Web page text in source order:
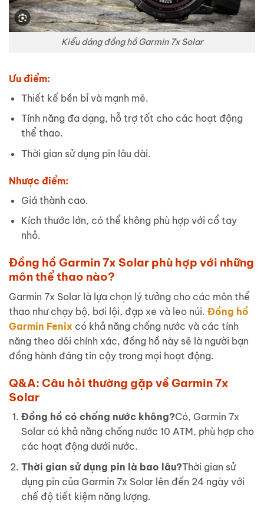
Kiểu dáng đồng hồ Garmin 7x Solar
Ưu điểm:
Thiết kế bền bỉ và mạnh mẽ.
Tính năng đa dạng, hỗ trợ tốt cho các hoạt động
thể thao.
Thời gian sử dụng pin lâu dài.
Nhược điểm:
Giá thành cao.
Kích thước lớn, có thể không phù hợp với cổ tay
nhỏ.
Đồng hồ Garmin 7x Solar phù hợp với những
môn thể thao nào?
Garmin 7x Solar là lựa chọn lý tưởng cho các môn thể
thao như chạy bộ, bơi lội, đạp xe và leo núi. Đồng hồ
Garmin Fenix có khả năng chống nước và các tính
năng theo dõi chính xác, đồng hồ này sẽ là người bạn
đồng hành đáng tin cậy trong mọi hoạt động.
Q&A: Câu hỏi thường gặp về Garmin 7x
Solar
Đồng hồ có chống nước không?Có, Garmin 7x
Solar có khả năng chống nước 10 ATM, phù hợp cho
các hoạt động dưới nước.
Thời gian sử dụng pin là bao lâu?Thời gian sử
dụng pin của Garmin 7x Solar lên đến 24 ngày với
chế độ tiết kiệm năng lượng.